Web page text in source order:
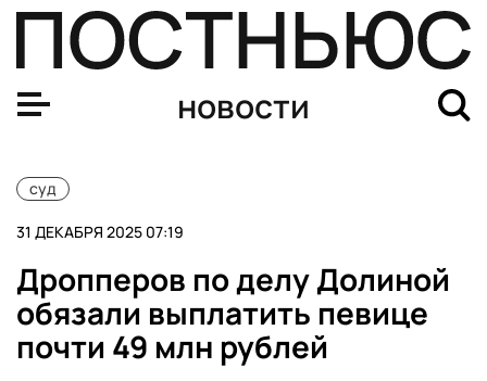
новости
суд
31 ДЕКАБРЯ 2025 07:19
Дропперов по делу Долиной
обязали выплатить певице
почти 49 млн рублей
Двух бизнесменов осудили по делу о хищении свыше